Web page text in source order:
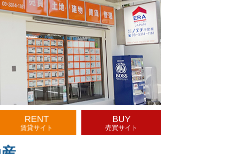
RENT
賃貸サイト
BUY
売買サイト